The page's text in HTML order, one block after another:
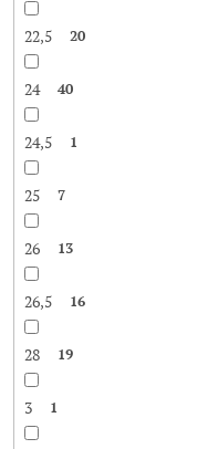
22,5 20
24 40
24,5 1
25 7
26 13
26,5 16
28 19
3 1